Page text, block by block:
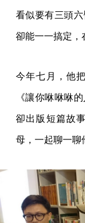
看似要有三頭
卻能一一搞定，
今年七月，他
《讓你咻咻咻
卻出版短篇故
母，一起聊一聊